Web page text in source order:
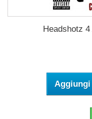
Headshotz